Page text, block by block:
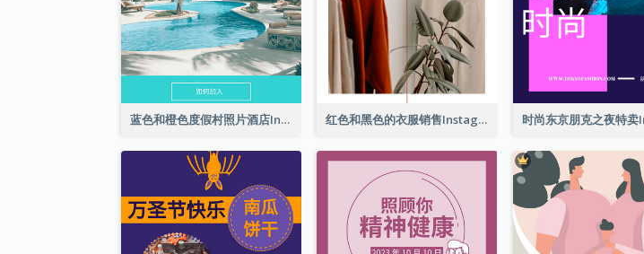
蓝色和橙色度假村照片酒店Instagram限时动态 红色和黑色的衣服销售Instagram限时动态